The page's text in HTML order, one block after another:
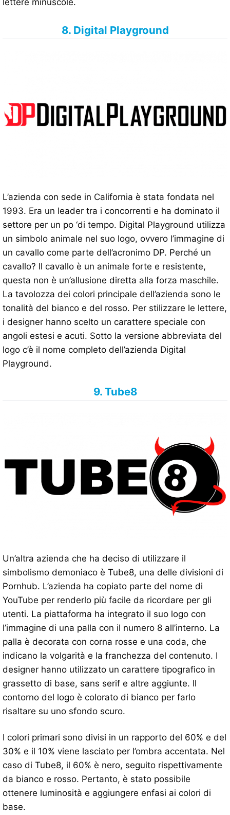
lettere minuscole.
8. Digital Playground
L’azienda con sede in California è stata fondata nel
1993. Era un leader tra i concorrenti e ha dominato il
settore per un po ‘di tempo. Digital Playground utilizza
un simbolo animale nel suo logo, ovvero l’immagine di
un cavallo come parte dell’acronimo DP. Perché un
cavallo? Il cavallo è un animale forte e resistente,
questa non è un’allusione diretta alla forza maschile.
La tavolozza dei colori principale dell’azienda sono le
tonalità del bianco e del rosso. Per stilizzare le lettere,
i designer hanno scelto un carattere speciale con
angoli estesi e acuti. Sotto la versione abbreviata del
logo c’è il nome completo dell’azienda Digital
Playground.
9. Tube8
Un’altra azienda che ha deciso di utilizzare il
simbolismo demoniaco è Tube8, una delle divisioni di
Pornhub. L’azienda ha copiato parte del nome di
YouTube per renderlo più facile da ricordare per gli
utenti. La piattaforma ha integrato il suo logo con
l’immagine di una palla con il numero 8 all’interno. La
palla è decorata con corna rosse e una coda, che
indicano la volgarità e la franchezza del contenuto. I
designer hanno utilizzato un carattere tipografico in
grassetto di base, sans serif e altre aggiunte. Il
contorno del logo è colorato di bianco per farlo
risaltare su uno sfondo scuro.
I colori primari sono divisi in un rapporto del 60% e del
30% e il 10% viene lasciato per l’ombra accentata. Nel
caso di Tube8, il 60% è nero, seguito rispettivamente
da bianco e rosso. Pertanto, è stato possibile
ottenere luminosità e aggiungere enfasi ai colori di
base.